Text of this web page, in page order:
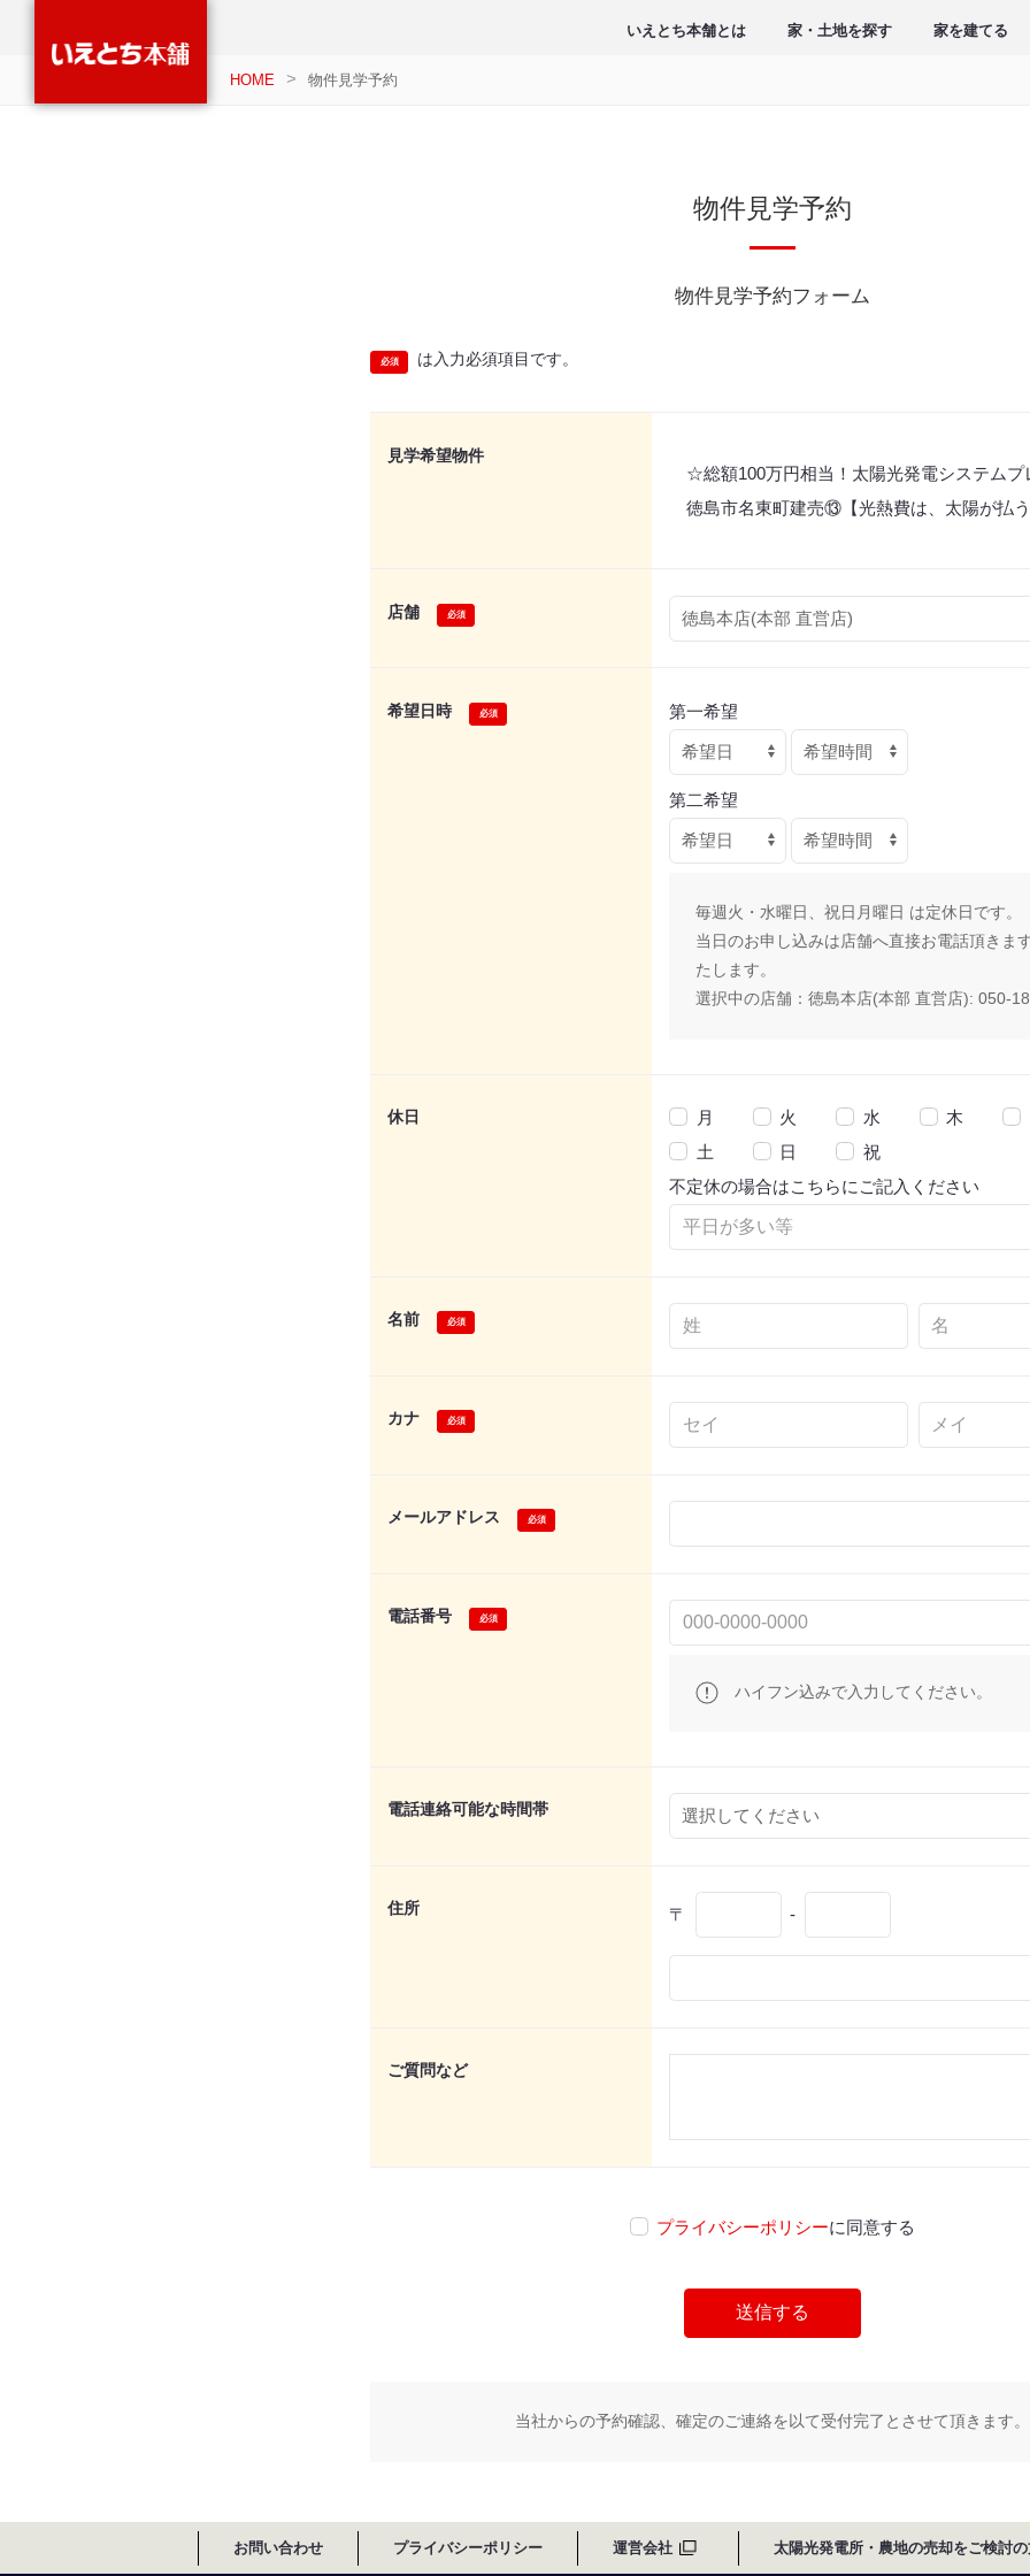
いえとち本舗とは 家・土地を探す 家を建てる
HOME 物件見学予約
物件見学予約
物件見学予約フォーム
は入力必須項目です。
見学希望物件
☆総額100万円相当！太陽光発電システ
徳島市名東町建売⑬【光熱費は、太陽が払
店舗
希望日時 第一希望
第二希望
毎週火・水曜日、祝日月曜日 は定休日です。
当日のお申し込みは店舗へ直接お電話頂きま
たします。
選択中の店舗： 徳島本店(本部 直営店): 050-
休日 月 火 水 木
土
日
祝
不定休の場合はこちらにご記入ください
名前
カナ
メールアドレス
電話番号
ハイフン込みで入力してください。
電話連絡可能な時間帯
住所 〒 -
ご質問など
プライバシーポリシーに同意する
当社からの予約確認、確定のご連絡を以て受付完了とさせて頂きます。
お問い合わせ プライバシーポリシー 運営会社 太陽光発電所・農地の売却をご検討